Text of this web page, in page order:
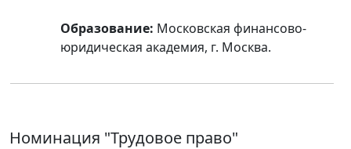
Образование: Московская финансово-
юридическая академия, г. Москва.
Номинация "Трудовое право"